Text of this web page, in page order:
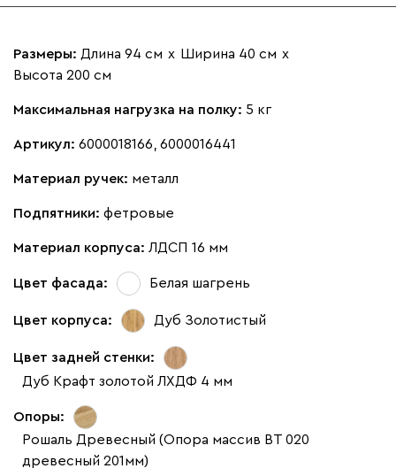
Размеры: Длина 94 см х Ширина 40 см х
Высота 200 см
Максимальная нагрузка на полку: 5 кг
Артикул: 6000018166, 6000016441
Материал ручек: металл
Подпятники: фетровые
Материал корпуса: ЛДСП 16 мм
Цвет фасада: Белая шагрень
Цвет корпуса: Дуб Золотистый
Цвет задней стенки:
Дуб Крафт золотой ЛХДФ 4 мм
Опоры:
Рошаль Древесный (Опора массив ВТ 020
древесный 201мм)